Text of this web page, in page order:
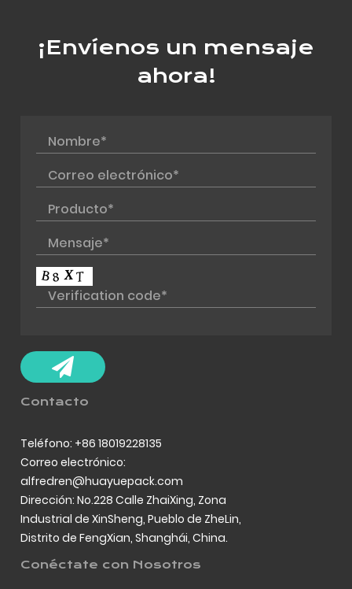
¡Envíenos un mensaje
ahora!
Contacto
Teléfono: +86 18019228135
Correo electrónico:
alfredren@huayuepack.com
Dirección: No.228 Calle ZhaiXing, Zona
Industrial de XinSheng, Pueblo de ZheLin,
Distrito de FengXian, Shanghái, China.
Conéctate con Nosotros